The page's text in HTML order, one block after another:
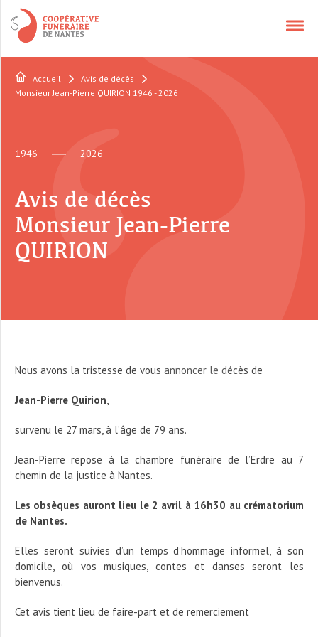
NOS SERVICES
QUI SOMMES-NOUS ?
Accueil
Avis de décès
Monsieur Jean-Pierre QUIRION 1946 - 2026
1946 2026
Avis de décès
Monsieur Jean-Pierre
QUIRION
Nous avons la tristesse de vous annoncer le décès de
Jean-Pierre Quirion,
survenu le 27 mars, à l’âge de 79 ans.
Jean-Pierre repose à la chambre funéraire de l’Erdre au 7
chemin de la justice à Nantes.
Les obsèques auront lieu le 2 avril à 16h30 au crématorium
de Nantes.
Elles seront suivies d’un temps d’hommage informel, à son
domicile, où vos musiques, contes et danses seront les
bienvenus.
Cet avis tient lieu de faire-part et de remerciement